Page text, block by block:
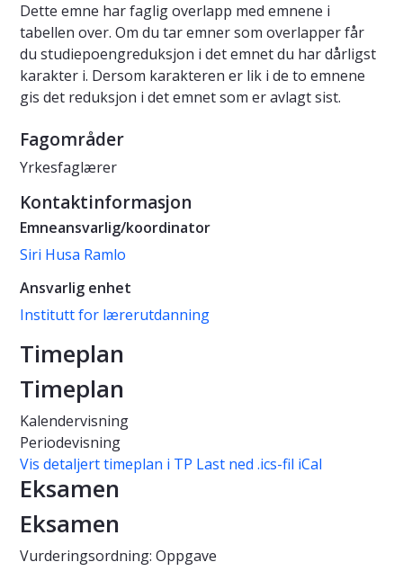
Dette emne har faglig overlapp med emnene i
tabellen over. Om du tar emner som overlapper får
du studiepoengreduksjon i det emnet du har dårligst
karakter i. Dersom karakteren er lik i de to emnene
gis det reduksjon i det emnet som er avlagt sist.
Fagområder
Yrkesfaglærer
Kontaktinformasjon
Emneansvarlig/koordinator
Siri Husa Ramlo
Ansvarlig enhet
Institutt for lærerutdanning
Timeplan
Timeplan
Kalendervisning
Periodevisning
Vis detaljert timeplan i TP Last ned .ics-fil iCal
Eksamen
Eksamen
Vurderingsordning: Oppgave